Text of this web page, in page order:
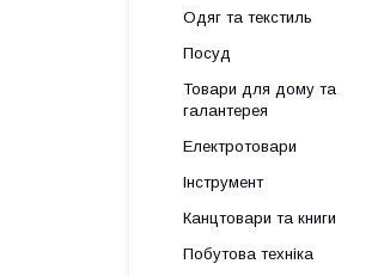
Одяг та текстиль
Посуд
Товари для дому та
галантерея
Електротовари
Інструмент
Канцтовари та книги
Побутова техніка